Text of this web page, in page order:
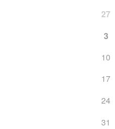
27
3
10
17
24
31